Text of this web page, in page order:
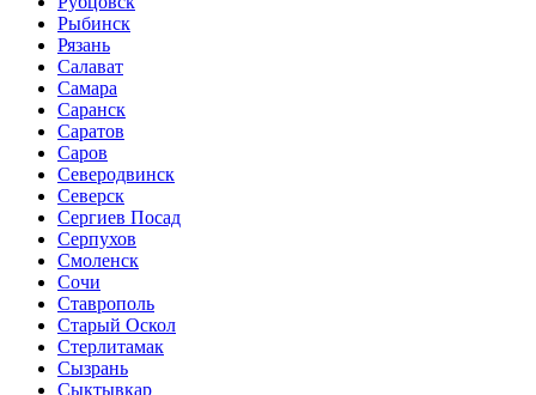
Рыбинск
Рязань
Салават
Самара
Саранск
Саратов
Саров
Северодвинск
Северск
Сергиев Посад
Серпухов
Смоленск
Сочи
Ставрополь
Старый Оскол
Стерлитамак
Сызрань
Сыктывкар